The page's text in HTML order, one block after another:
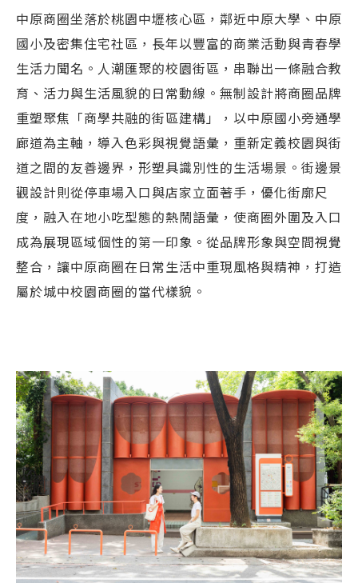
中原商圈坐落於桃園中壢核心區，鄰近中原大學、中原
國小及密集住宅社區，長年以豐富的商業活動與青春學
生活力聞名。人潮匯聚的校園街區，串聯出一條融合教
育、活力與生活風貌的日常動線。無制設計將商圈品牌
重塑聚焦「商學共融的街區建構」，以中原國小旁通學
廊道為主軸，導入色彩與視覺語彙，重新定義校園與街
道之間的友善邊界，形塑具識別性的生活場景。街邊景
觀設計則從停車場入口與店家立面著手，優化街廓尺
度，融入在地小吃型態的熱鬧語彙，使商圈外圍及入口
成為展現區域個性的第一印象。從品牌形象與空間視覺
整合，讓中原商圈在日常生活中重現風格與精神，打造
屬於城中校園商圈的當代樣貌。